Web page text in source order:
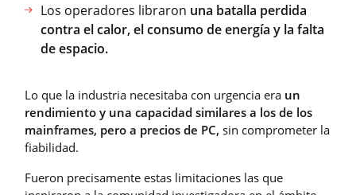
Los operadores libraron una batalla perdida
contra el calor, el consumo de energía y la falta
de espacio.
Lo que la industria necesitaba con urgencia era un
rendimiento y una capacidad similares a los de los
mainframes, pero a precios de PC, sin comprometer la
fiabilidad.
Fueron precisamente estas limitaciones las que